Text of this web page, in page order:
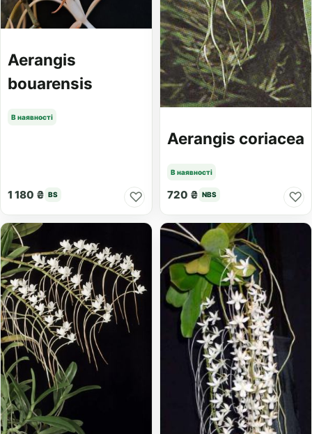
Aerangis
bouarensis
В наявності
1 180 ₴ BS ♡
Aerangis coriacea
В наявності
720 ₴ NBS ♡